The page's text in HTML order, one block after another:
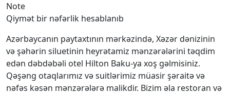
Note
Qiymət bir nəfərlik hesablanıb
Azərbaycanın paytaxtının mərkəzində, Xəzər dənizinin
və şəhərin siluetinin heyrətamiz mənzərələrini təqdim
edən dəbdəbəli otel Hilton Baku-ya xoş gəlmisiniz.
Qəşəng otaqlarımız və suitlərimiz müasir şəraitə və
nəfəs kəsən mənzərələrə malikdir. Bizim əla restoran və